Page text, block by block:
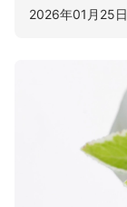
2026年01月25日